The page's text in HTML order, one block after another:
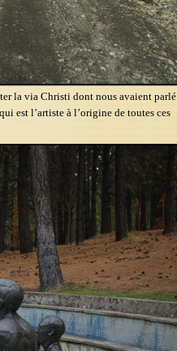
la via Christi dont nous avaient parlé
est l’artiste à l’origine de toutes ces